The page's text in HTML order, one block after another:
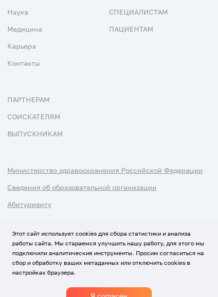
Наука
Медицина
Карьера
Контакты
СПЕЦИАЛИСТАМ
ПАЦИЕНТАМ
ПАРТНЕРАМ
СОИСКАТЕЛЯМ
ВЫПУСКНИКАМ
Министерство здравоохранения Российской Федерации
Сведения об образовательной организации
Абитуриенту
Использование Cookies
Политика обработки персональных данных
Этот сайт использует cookies для сбора статистики и анализа
работы сайта. Мы стараемся улучшить нашу работу, для этого мы
подключили аналитические инструменты. Просим согласиться на
сбор и обработку ваших метаданных или отключить cookies в
настройках браузера.